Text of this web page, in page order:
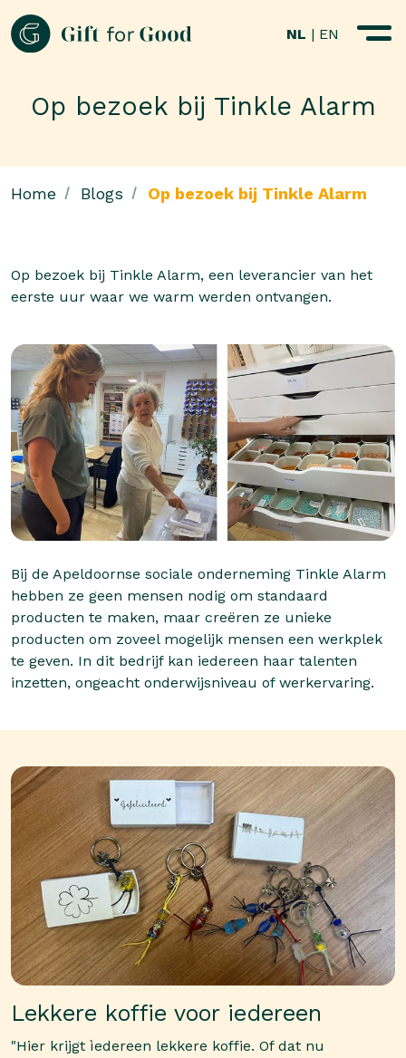
NL | EN
Op bezoek bij Tinkle Alarm
Home Blogs Op bezoek bij Tinkle Alarm
Op bezoek bij Tinkle Alarm, een leverancier van het
eerste uur waar we warm werden ontvangen.
Bij de Apeldoornse sociale onderneming Tinkle Alarm
hebben ze geen mensen nodig om standaard
producten te maken, maar creëren ze unieke
producten om zoveel mogelijk mensen een werkplek
te geven. In dit bedrijf kan iedereen haar talenten
inzetten, ongeacht onderwijsniveau of werkervaring.
Lekkere koffie voor iedereen
"Hier krijgt ìedereen lekkere koffie. Of dat nu